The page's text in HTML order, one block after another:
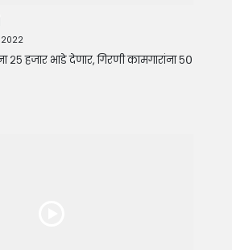
2022
२५ हजार भाडे देणार, गिरणी कामगारांना ५०